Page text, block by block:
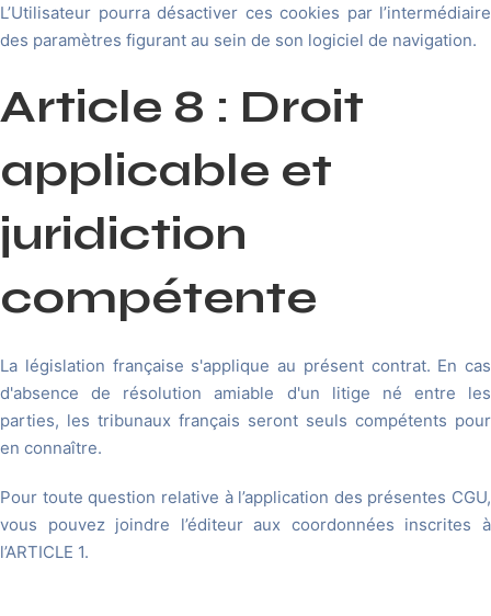
L’Utilisateur pourra désactiver ces cookies par l’intermédiaire
des paramètres figurant au sein de son logiciel de navigation.
Article 8 : Droit
applicable et
juridiction
compétente
La législation française s'applique au présent contrat. En cas
d'absence de résolution amiable d'un litige né entre les
parties, les tribunaux français seront seuls compétents pour
en connaître.
Pour toute question relative à l’application des présentes CGU,
vous pouvez joindre l’éditeur aux coordonnées inscrites à
l’ARTICLE 1.